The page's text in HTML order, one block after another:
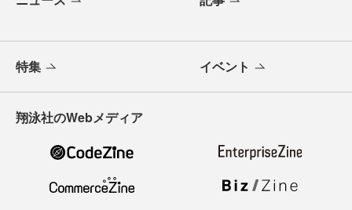
特集 イベント
翔泳社のWebメディア